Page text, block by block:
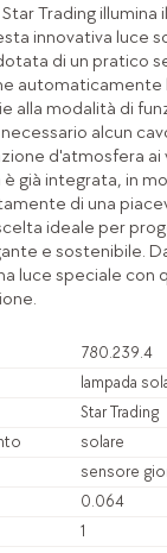
Trading illumina
innovativa luce
di un pratico
automaticamente
alla modalità di
alcun
d'atmosfera ai
è già integrata, in
di una
ideale per
e sostenibile.
luce speciale con
780.239.4
lampada
Star Trading
solare
sensore
0.064
1